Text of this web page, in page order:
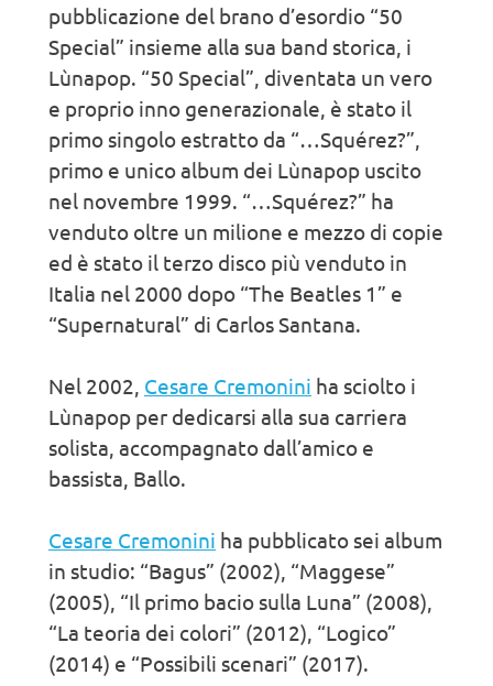
pubblicazione del brano d’esordio “50
Special” insieme alla sua band storica, i
Lùnapop. “50 Special”, diventata un vero
e proprio inno generazionale, è stato il
primo singolo estratto da “…Squérez?”,
primo e unico album dei Lùnapop uscito
nel novembre 1999. “…Squérez?” ha
venduto oltre un milione e mezzo di copie
ed è stato il terzo disco più venduto in
Italia nel 2000 dopo “The Beatles 1” e
“Supernatural” di Carlos Santana.
Nel 2002, Cesare Cremonini ha sciolto i
Lùnapop per dedicarsi alla sua carriera
solista, accompagnato dall’amico e
bassista, Ballo.
Cesare Cremonini ha pubblicato sei album
in studio: “Bagus” (2002), “Maggese”
(2005), “Il primo bacio sulla Luna” (2008),
“La teoria dei colori” (2012), “Logico”
(2014) e “Possibili scenari” (2017).